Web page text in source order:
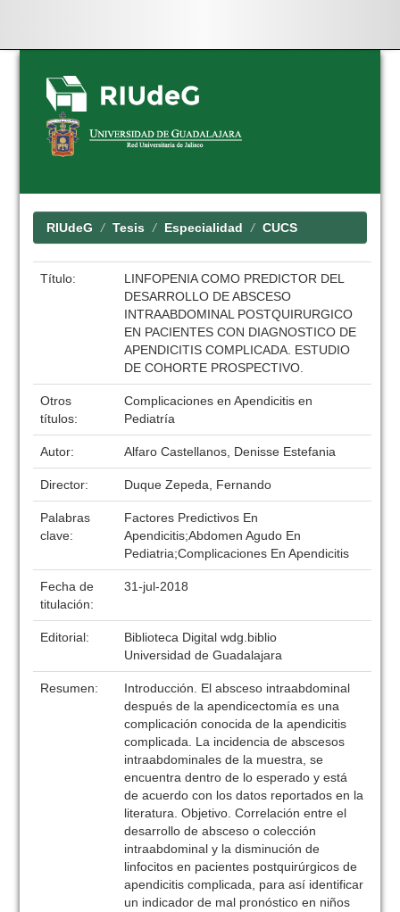
Skip
navigation
RIUdeG Tesis Especialidad CUCS
Título:
LINFOPENIA COMO PREDICTOR DEL
DESARROLLO DE ABSCESO
INTRAABDOMINAL POSTQUIRURGICO
EN PACIENTES CON DIAGNOSTICO DE
APENDICITIS COMPLICADA. ESTUDIO
DE COHORTE PROSPECTIVO.
Otros
títulos:
Complicaciones en Apendicitis en
Pediatría
Autor: Alfaro Castellanos, Denisse Estefania
Director: Duque Zepeda, Fernando
Palabras
clave:
Factores Predictivos En
Apendicitis;Abdomen Agudo En
Pediatria;Complicaciones En Apendicitis
Fecha de
titulación:
31-jul-2018
Editorial:
Biblioteca Digital wdg.biblio
Universidad de Guadalajara
Resumen:
Introducción. El absceso intraabdominal
después de la apendicectomía es una
complicación conocida de la apendicitis
complicada. La incidencia de abscesos
intraabdominales de la muestra, se
encuentra dentro de lo esperado y está
de acuerdo con los datos reportados en la
literatura. Objetivo. Correlación entre el
desarrollo de absceso o colección
intraabdominal y la disminución de
linfocitos en pacientes postquirúrgicos de
apendicitis complicada, para así identificar
un indicador de mal pronóstico en niños